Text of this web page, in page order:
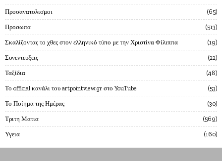
Προσανατολισμοι 65
Προσωπα 513
Σκαλίζοντας το χθες στον ελληνικό τύπο με την Χριστίνα Φίλιππα 19
Συνεντευξεις 22
Ταξίδια 48
Το official κανάλι του artpointview.gr στο YouTube 53
Το Ποίημα της Ημέρας 30
Τριτη Ματια 569
Υγεια 160